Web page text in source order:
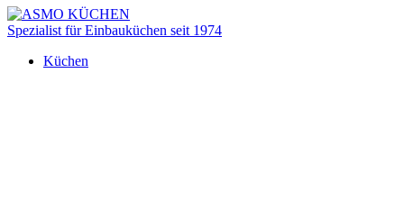
Spezialist für Einbauküchen seit 1974
Küchen